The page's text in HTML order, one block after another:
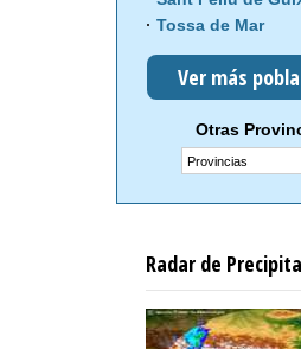
Tossa de Mar
Ver más
Otras
Radar de